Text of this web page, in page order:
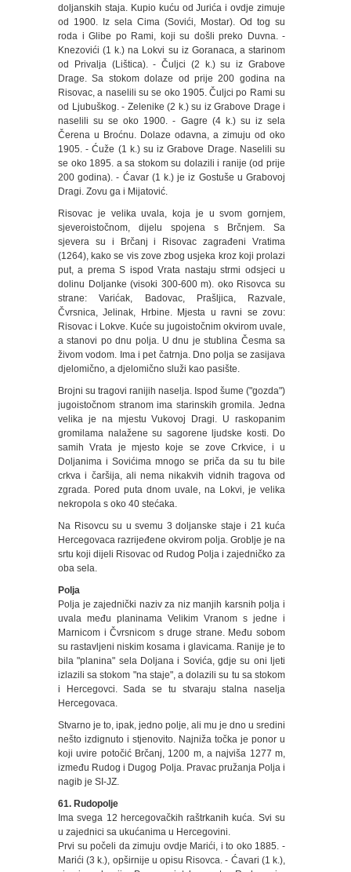
doljanskih staja. Kupio kuću od Jurića i ovdje zimuje
od 1900. Iz sela Cima (Sovići, Mostar). Od tog su
roda i Glibe po Rami, koji su došli preko Duvna. -
Knezovići (1 k.) na Lokvi su iz Goranaca, a starinom
od Privalja (Lištica). - Čuljci (2 k.) su iz Grabove
Drage. Sa stokom dolaze od prije 200 godina na
Risovac, a naselili su se oko 1905. Čuljci po Rami su
od Ljubuškog. - Zelenike (2 k.) su iz Grabove Drage i
naselili su se oko 1900. - Gagre (4 k.) su iz sela
Čerena u Broćnu. Dolaze odavna, a zimuju od oko
1905. - Ćuže (1 k.) su iz Grabove Drage. Naselili su
se oko 1895. a sa stokom su dolazili i ranije (od prije
200 godina). - Ćavar (1 k.) je iz Gostuše u Grabovoj
Dragi. Zovu ga i Mijatović.
Risovac je velika uvala, koja je u svom gornjem,
sjeveroistočnom, dijelu spojena s Brčnjem. Sa
sjevera su i Brčanj i Risovac zagrađeni Vratima
(1264), kako se vis zove zbog usjeka kroz koji prolazi
put, a prema S ispod Vrata nastaju strmi odsjeci u
dolinu Doljanke (visoki 300-600 m). oko Risovca su
strane: Varićak, Badovac, Prašljica, Razvale,
Čvrsnica, Jelinak, Hrbine. Mjesta u ravni se zovu:
Risovac i Lokve. Kuće su jugoistočnim okvirom uvale,
a stanovi po dnu polja. U dnu je stublina Česma sa
živom vodom. Ima i pet čatrnja. Dno polja se zasijava
djelomično, a djelomično služi kao pasište.
Brojni su tragovi ranijih naselja. Ispod šume ("gozda")
jugoistočnom stranom ima starinskih gromila. Jedna
velika je na mjestu Vukovoj Dragi. U raskopanim
gromilama nalažene su sagorene ljudske kosti. Do
samih Vrata je mjesto koje se zove Crkvice, i u
Doljanima i Sovićima mnogo se priča da su tu bile
crkva i čaršija, ali nema nikakvih vidnih tragova od
zgrada. Pored puta dnom uvale, na Lokvi, je velika
nekropola s oko 40 stećaka.
Na Risovcu su u svemu 3 doljanske staje i 21 kuća
Hercegovaca razrijeđene okvirom polja. Groblje je na
srtu koji dijeli Risovac od Rudog Polja i zajedničko za
oba sela.
Polja
Polja je zajednički naziv za niz manjih karsnih polja i
uvala među planinama Velikim Vranom s jedne i
Marnicom i Čvrsnicom s druge strane. Među sobom
su rastavljeni niskim kosama i glavicama. Ranije je to
bila "planina" sela Doljana i Sovića, gdje su oni ljeti
izlazili sa stokom "na staje", a dolazili su tu sa stokom
i Hercegovci. Sada se tu stvaraju stalna naselja
Hercegovaca.
Stvarno je to, ipak, jedno polje, ali mu je dno u sredini
nešto izdignuto i stjenovito. Najniža točka je ponor u
koji uvire potočić Brčanj, 1200 m, a najviša 1277 m,
između Rudog i Dugog Polja. Pravac pružanja Polja i
nagib je SI-JZ.
61. Rudopolje
Ima svega 12 hercegovačkih raštrkanih kuća. Svi su
u zajednici sa ukućanima u Hercegovini.
Prvi su počeli da zimuju ovdje Marići, i to oko 1885. -
Marići (3 k.), opširnije u opisu Risovca. - Ćavari (1 k.),